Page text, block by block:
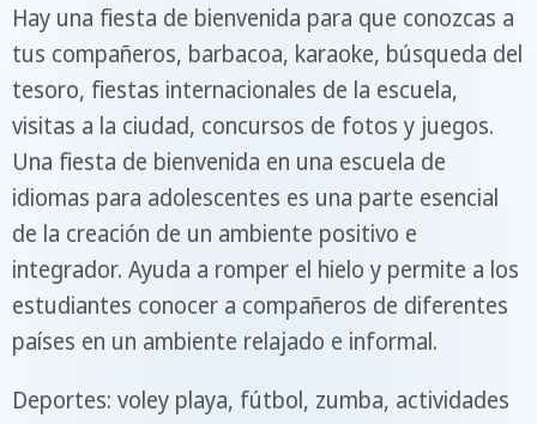
Hay una fiesta de bienvenida para que conozcas a
tus compañeros, barbacoa, karaoke, búsqueda del
tesoro, fiestas internacionales de la escuela,
visitas a la ciudad, concursos de fotos y juegos.
Una fiesta de bienvenida en una escuela de
idiomas para adolescentes es una parte esencial
de la creación de un ambiente positivo e
integrador. Ayuda a romper el hielo y permite a los
estudiantes conocer a compañeros de diferentes
países en un ambiente relajado e informal.
Deportes: voley playa, fútbol, zumba, actividades